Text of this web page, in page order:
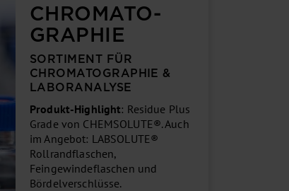
CHROMATO­
GRAPHIE
SORTIMENT FÜR
CHROMATO­GRAPHIE &
LABOR­ANALYSE
Produkt-Highlight: Residue Plus
Grade von CHEMSOLUTE®. Auch
im Angebot: LABSOLUTE®
Rollrandflaschen,
Feingewindeflaschen und
Bördelverschlüsse.